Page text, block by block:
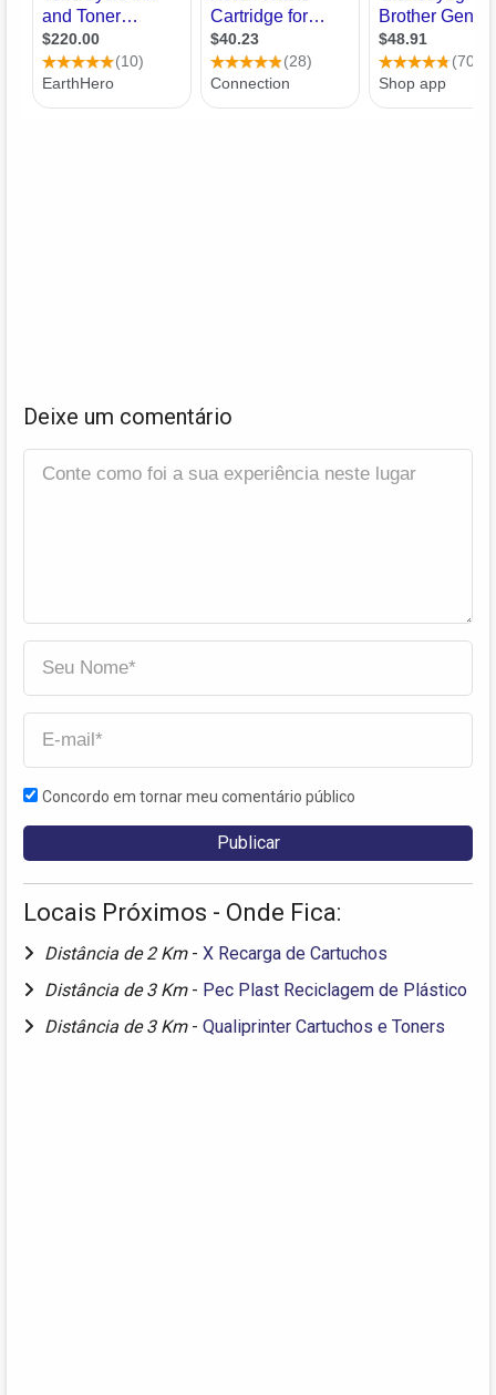
Deixe um comentário
Concordo em tornar meu comentário público
Locais Próximos - Onde Fica:
Distância de 2 Km - X Recarga de Cartuchos
Distância de 3 Km - Pec Plast Reciclagem de Plástico
Distância de 3 Km - Qualiprinter Cartuchos e Toners